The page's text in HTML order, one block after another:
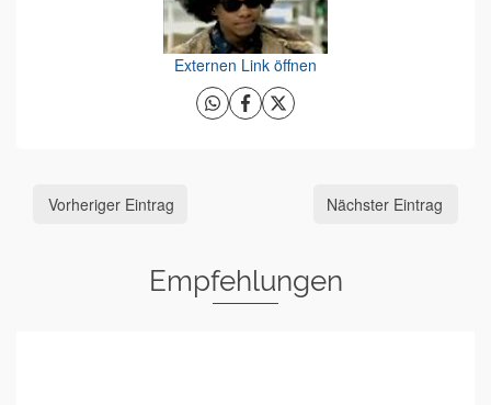
Externen Link öffnen
Vorheriger Eintrag Nächster Eintrag
Empfehlungen